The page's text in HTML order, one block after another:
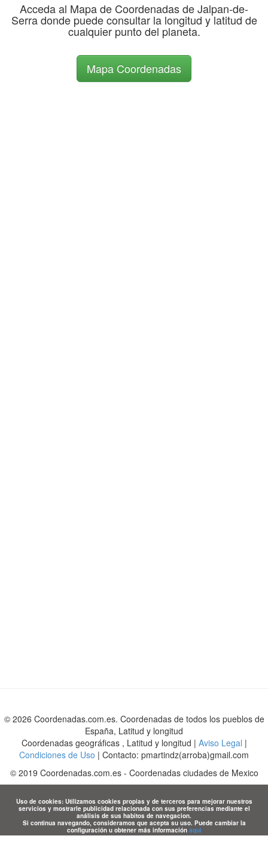
Acceda al Mapa de Coordenadas de Jalpan-de-
Serra donde puede consultar la longitud y latitud de
cualquier punto del planeta.
Mapa Coordenadas
© 2026 Coordenadas.com.es. Coordenadas de todos los pueblos de
España, Latitud y longitud
Coordenadas geográficas , Latitud y longitud | Aviso Legal |
Condiciones de Uso | Contacto: pmartindz(arroba)gmail.com
© 2019 Coordenadas.com.es- Coordenadas ciudades de Mexico
Uso de cookies: Utilizamos cookies propias y de terceros para mejorar nuestros
servicios y mostrarle publicidad relacionada con sus preferencias mediante el
análisis de sus habitos de navegacion.
Si continua navegando, consideramos que acepta su uso. Puede cambiar la
configuración u obtener más información aqui